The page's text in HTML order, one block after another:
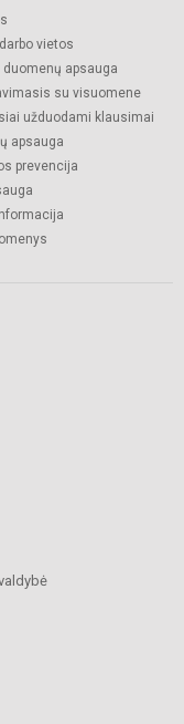
vietos
apsauga
su visuomene
užduodami klausimai
apsauga
prevencija